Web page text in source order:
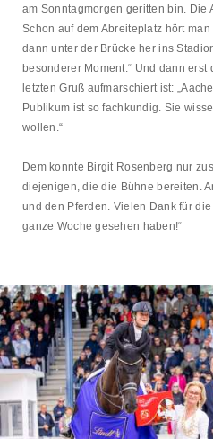
am Sonntagmorgen geritten bin. Die
Schon auf dem Abreiteplatz hört
dann unter der Brücke her ins
besonderer Moment.“ Und dann erst
letzten Gruß aufmarschiert ist:
Publikum ist so fachkundig. Sie
wollen.“
Dem konnte Birgit Rosenberg nur
diejenigen, die die Bühne bereiten.
und den Pferden. Vielen Dank für
ganze Woche gesehen haben!“